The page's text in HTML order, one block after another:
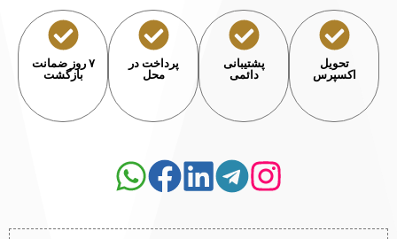
تحویل
اکسپرس
پشتیبانی
دائمی
پرداخت در
محل
۷ روز ضمانت
بازگشت